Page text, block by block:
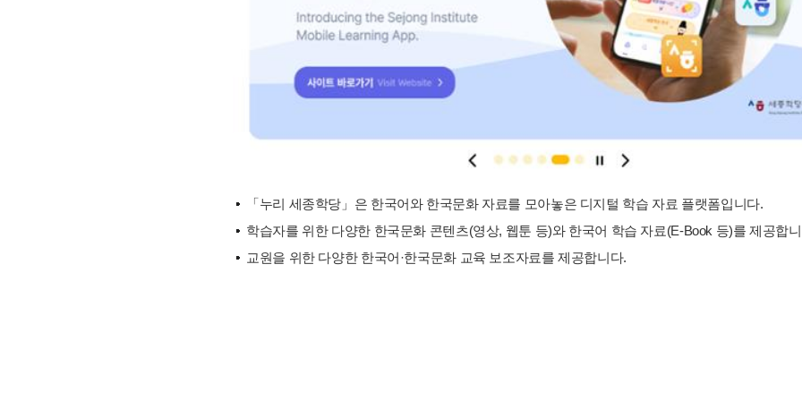
「누리 세종학당」은 한국어와 한국문화 자료를 모아놓은 디지털 학습 자료 플랫폼입니다.
학습자를 위한 다양한 한국문화 콘텐츠(영상, 웹툰 등)와 한국어 학습 자료(E-Book 등)를 제공합
교원을 위한 다양한 한국어·한국문화 교육 보조자료를 제공합니다.